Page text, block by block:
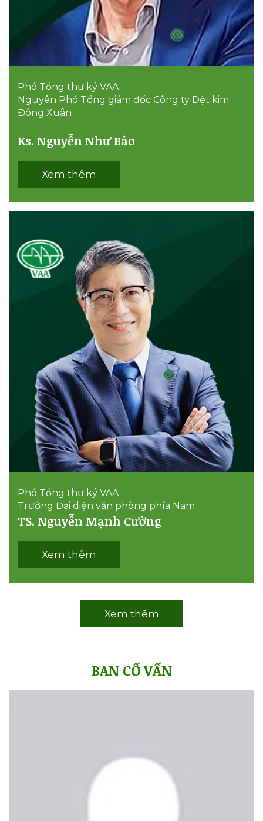
Phó Tổng thư ký VAA
Nguyên Phó Tổng giám đốc Công ty Dệt kim
Đông Xuân
Ks. Nguyễn Như Bảo
Xem thêm
Phó Tổng thư ký VAA
Trưởng Đại diện văn phòng phía Nam
TS. Nguyễn Mạnh Cường
Xem thêm
Xem thêm
BAN CỐ VẤN